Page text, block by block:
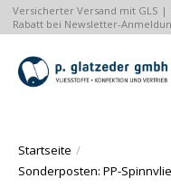
Versicherter Versand mit GLS
Rabatt bei Newsletter-
Startseite /
Sonderposten: PP-